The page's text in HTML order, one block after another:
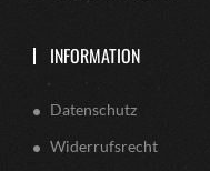
INFORMATION
Datenschutz
Widerrufsrecht